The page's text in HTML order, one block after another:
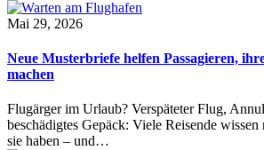
Mai 29, 2026
Neue Musterbriefe helfen Passagieren,
machen
Flugärger im Urlaub? Verspäteter Flug,
beschädigtes Gepäck: Viele Reisende
sie haben – und…